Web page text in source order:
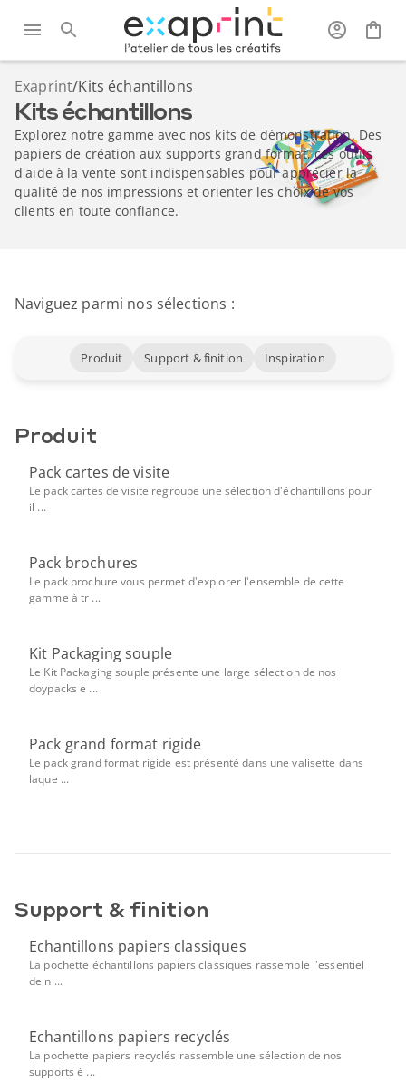
Exaprint/Kits échantillons
Kits échantillons
Explorez notre gamme avec nos kits de démonstration. Des
papiers de création aux supports grand format, ces outils
d'aide à la vente sont indispensables pour apprécier la
qualité de nos impressions et orienter les choix de vos
clients en toute confiance.
Naviguez parmi nos sélections :
Produit Support & finition Inspiration
Produit
Pack cartes de visite
Le pack cartes de visite regroupe une sélection d'échantillons pour
il ...
Pack brochures
Le pack brochure vous permet d'explorer l'ensemble de cette
gamme à tr ...
Kit Packaging souple
Le Kit Packaging souple présente une large sélection de nos
doypacks e ...
Pack grand format rigide
Le pack grand format rigide est présenté dans une valisette dans
laque ...
Support & finition
Echantillons papiers classiques
La pochette échantillons papiers classiques rassemble l'essentiel
de n ...
Echantillons papiers recyclés
La pochette papiers recyclés rassemble une sélection de nos
supports é ...